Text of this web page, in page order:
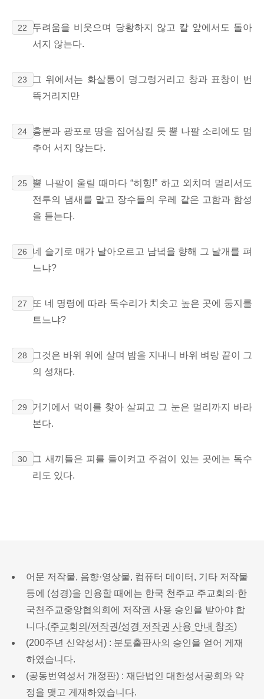
22
두려움을 비웃으며 당황하지 않고 칼 앞에서도 돌아
서지 않는다.
23 그 위에서는 화살통이 덩그렁거리고 창과 표창이
번
뜩거리지만
24
흥분과 광포로 땅을 집어삼킬 듯 뿔 나팔 소리에도 멈
추어 서지 않는다.
25
뿔 나팔이 울릴 때마다 “히힝!” 하고 외치며 멀리서도
전투의 냄새를 맡고 장수들의 우레 같은 고함과 함성
을 듣는다.
26
네 슬기로 매가 날아오르고 남녘을 향해 그 날개를 펴
느냐?
27
또 네 명령에 따라 독수리가 치솟고 높은 곳에 둥지를
트느냐?
28
그것은 바위 위에 살며 밤을 지내니 바위 벼랑 끝이 그
의 성채다.
29
거기에서 먹이를 찾아 살피고 그 눈은 멀리까지 바라
본다.
30
그 새끼들은 피를 들이켜고 주검이 있는 곳에는 독수
리도 있다.
어문 저작물, 음향·영상물, 컴퓨터 데이터, 기타 저작물
등에 (성경)을 인용할 때에는 한국 천주교 주교회의·한
국천주교중앙협의회에 저작권 사용 승인을 받아야 합
니다.(주교회의/저작권/성경 저작권 사용 안내 참조)
(200주년 신약성서) : 분도출판사의 승인을 얻어 게재
하였습니다.
(공동번역성서 개정판) : 재단법인 대한성서공회와 약
정을 맺고 게재하였습니다.